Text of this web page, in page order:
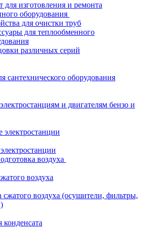
для изготовления и ремонта
оборудования
для очистки труб
для теплообменного
различных серий
сантехнического оборудования
и двигателям бензо и
электростанции
воздуха
воздуха
сжатого воздуха (осушители, фильтры,
конденсата